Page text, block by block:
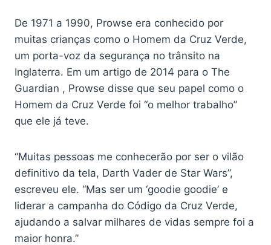
De 1971 a 1990, Prowse era conhecido por
muitas crianças como o Homem da Cruz Verde,
um porta-voz da segurança no trânsito na
Inglaterra. Em um artigo de 2014 para o The
Guardian , Prowse disse que seu papel como o
Homem da Cruz Verde foi “o melhor trabalho”
que ele já teve.
“Muitas pessoas me conhecerão por ser o vilão
definitivo da tela, Darth Vader de Star Wars”,
escreveu ele. “Mas ser um ‘goodie goodie’ e
liderar a campanha do Código da Cruz Verde,
ajudando a salvar milhares de vidas sempre foi a
maior honra.”